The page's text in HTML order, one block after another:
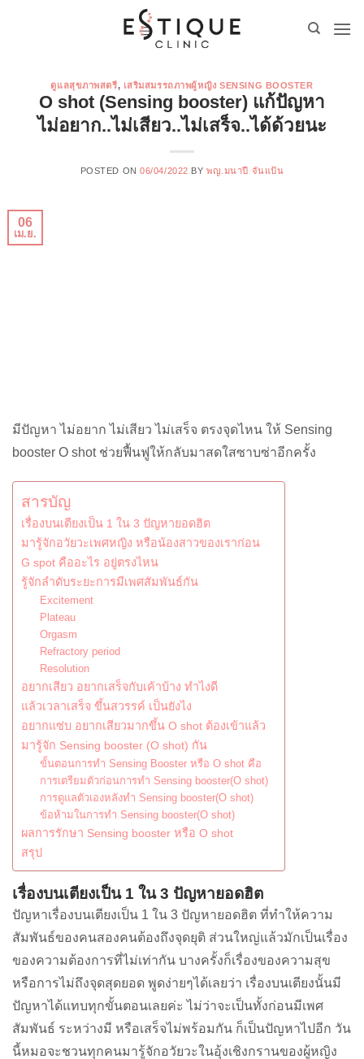
ดูแลสุขภาพสตรี, เสริมสมรรถภาพผู้หญิง SENSING BOOSTER
O shot (Sensing booster) แก้ปัญหา
ไม่อยาก..ไม่เสียว..ไม่เสร็จ..ได้ด้วยนะ
POSTED ON06/04/2022 BYพญ.มนาปี จันแป้น
06
เม.ย.
มีปัญหา ไม่อยาก ไม่เสียว ไม่เสร็จ ตรงจุดไหน ให้ Sensing
booster O shot ช่วยฟื้นฟูให้กลับมาสดใสซาบซ่าอีกครั้ง
สารบัญ
เรื่องบนเตียงเป็น 1 ใน 3 ปัญหายอดฮิต
มารู้จักอวัยวะเพศหญิง หรือน้องสาวของเราก่อน
G spot คืออะไร อยู่ตรงไหน
รู้จักลำดับระยะการมีเพศสัมพันธ์กัน
Excitement
Plateau
Orgasm
Refractory period
Resolution
อยากเสียว อยากเสร็จกับเค้าบ้าง ทำไงดี
แล้วเวลาเสร็จ ขึ้นสวรรค์ เป็นยังไง
อยากแซ่บ อยากเสียวมากขึ้น O shot ต้องเข้าแล้ว
มารู้จัก Sensing booster (O shot) กัน
ขั้นตอนการทำ Sensing Booster หรือ O shot คือ
การเตรียมตัวก่อนการทำ Sensing booster(O shot)
การดูแลตัวเองหลังทำ Sensing booster(O shot)
ข้อห้ามในการทำ Sensing booster(O shot)
ผลการรักษา Sensing booster หรือ O shot
สรุป
เรื่องบนเตียงเป็น 1 ใน 3 ปัญหายอดฮิต
ปัญหาเรื่องบนเตียงเป็น 1 ใน 3 ปัญหายอดฮิต ที่ทำให้ความ
สัมพันธ์ของคนสองคนต้องถึงจุดยุติ ส่วนใหญ่แล้วมักเป็นเรื่อง
ของความต้องการที่ไม่เท่ากัน บางครั้งก็เรื่องของความสุข
หรือการไม่ถึงจุดสุดยอด พูดง่ายๆได้เลยว่า เรื่องบนเตียงนั้นมี
ปัญหาได้แทบทุกขั้นตอนเลยค่ะ ไม่ว่าจะเป็นทั้งก่อนมีเพศ
สัมพันธ์ ระหว่างมี หรือเสร็จไม่พร้อมกัน ก็เป็นปัญหาไปอีก วัน
นี้หมอจะชวนทุกคนมารู้จักอวัยวะในอุ้งเชิงกรานของผู้หญิง